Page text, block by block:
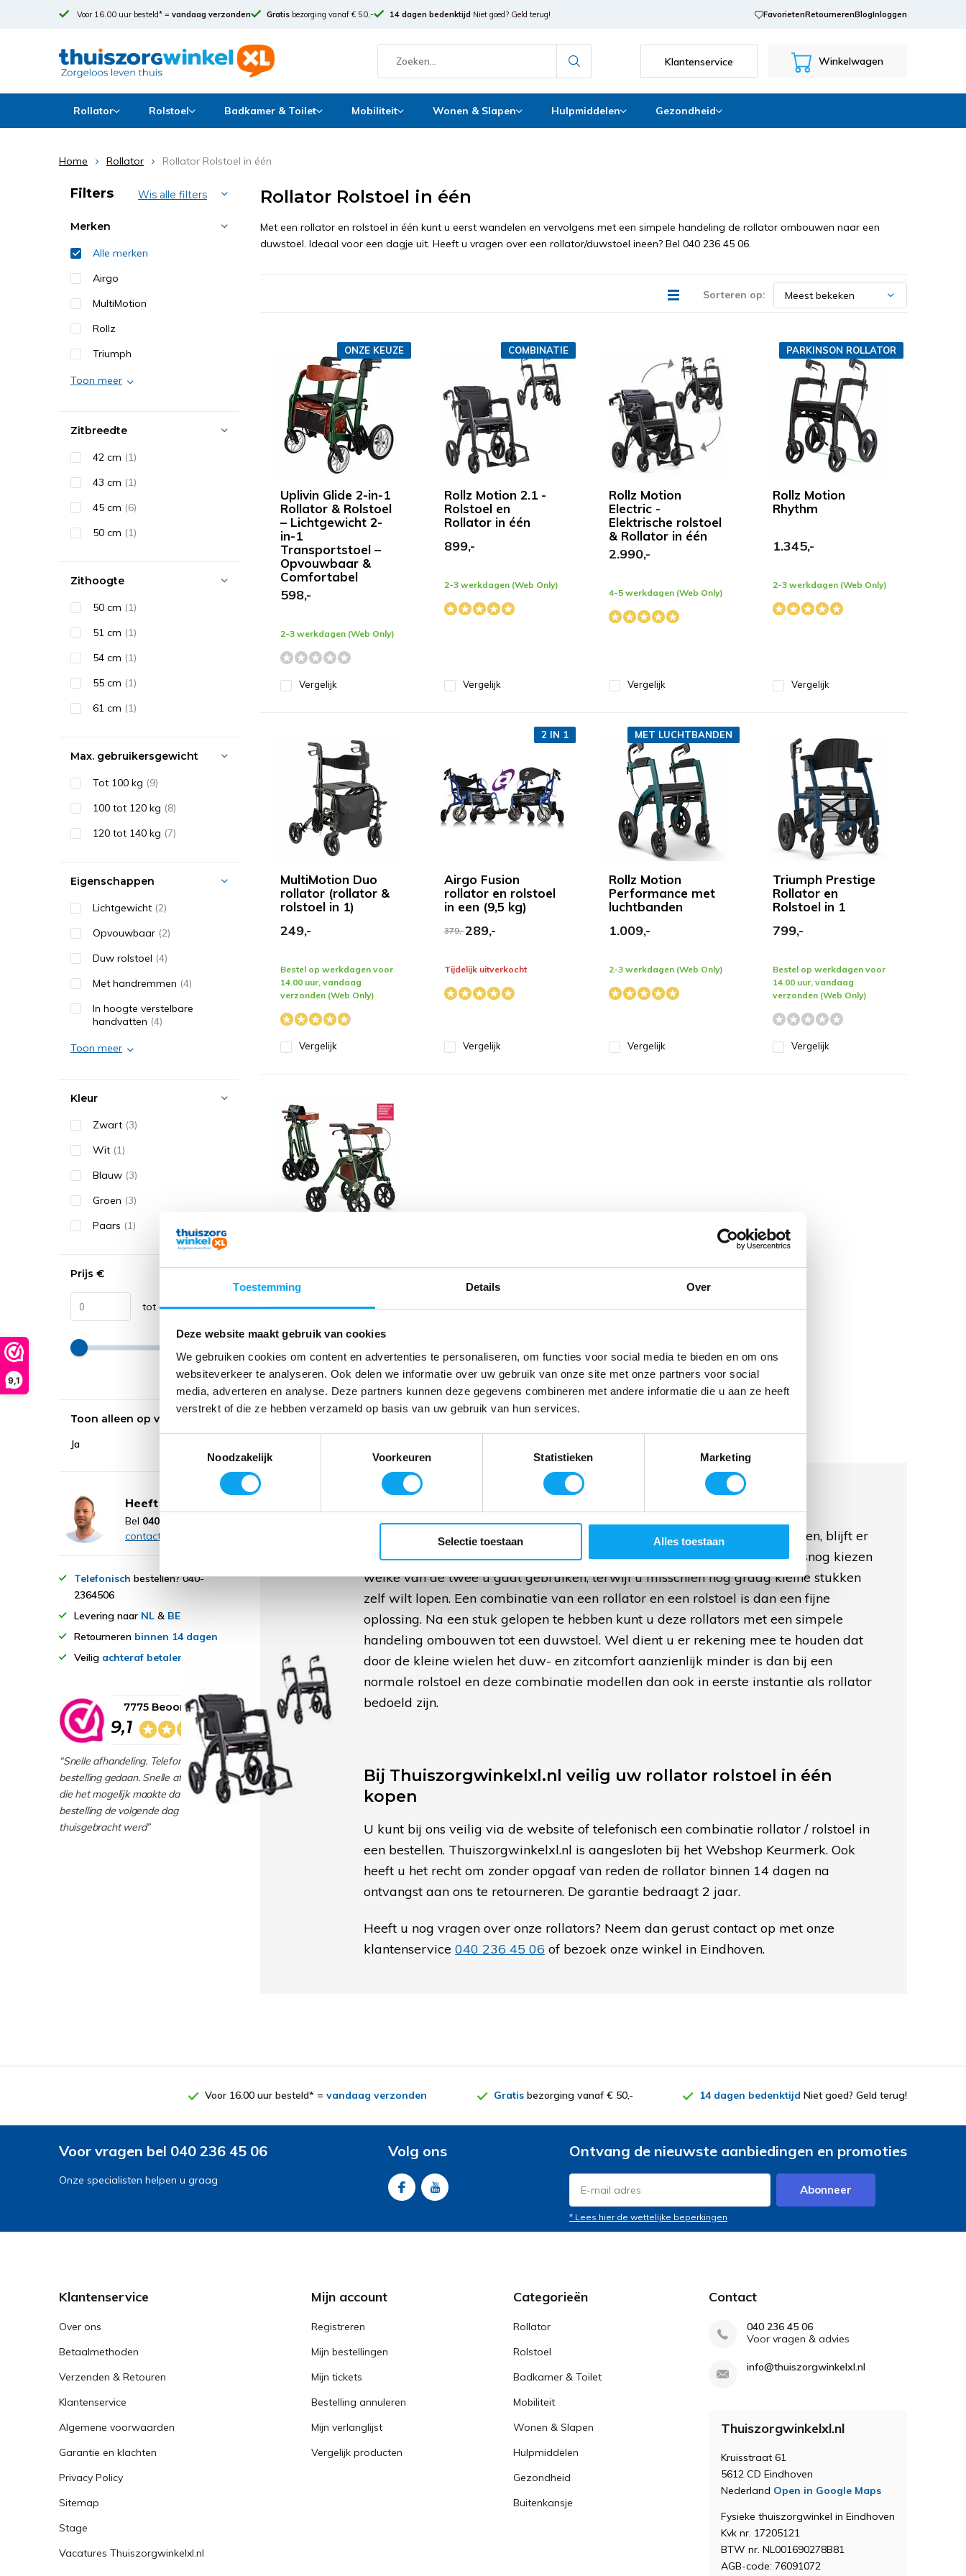
Toestemming Details Over
Deze website maakt gebruik van cookies
We gebruiken cookies om content en advertenties te personaliseren, om functies voor social media te bieden en om ons
websiteverkeer te analyseren. Ook delen we informatie over uw gebruik van onze site met onze partners voor social
media, adverteren en analyse. Deze partners kunnen deze gegevens combineren met andere informatie die u aan ze heeft
verstrekt of die ze hebben verzameld op basis van uw gebruik van hun services.
Noodzakelijk
Voorkeuren Statistieken Marketing
Selectie toestaan Alles toestaan
9,1
Voor 16.00 uur besteld* = vandaag verzonden Gratis bezorging vanaf € 50,- 14 dagen bedenktijd Niet goed? Geld terug! FavorietenRetournerenBlogInloggen
Klantenservice Winkelwagen
Rollator Rolstoel Badkamer & Toilet Mobiliteit Wonen & Slapen Hulpmiddelen Gezondheid
Home Rollator Rollator Rolstoel in één
Rollator Rolstoel in één
Met een rollator en rolstoel in één kunt u eerst wandelen en vervolgens met een simpele handeling de rollator ombouwen naar een
duwstoel. Ideaal voor een dagje uit. Heeft u vragen over een rollator/duwstoel ineen? Bel 040 236 45 06.
Sorteren op:
Uplivin Glide 2-in-1
Rollator & Rolstoel
– Lichtgewicht 2-
in-1
Transportstoel –
Opvouwbaar &
Comfortabel
ONZE KEUZE
598,-
2-3 werkdagen (Web Only)
Vergelijk
Rollz Motion 2.1 -
Rolstoel en
Rollator in één
COMBINATIE
899,-
2-3 werkdagen (Web Only)
Vergelijk
Rollz Motion
Electric -
Elektrische rolstoel
& Rollator in één
2.990,-
4-5 werkdagen (Web Only)
Vergelijk
Rollz Motion
Rhythm
PARKINSON ROLLATOR
1.345,-
2-3 werkdagen (Web Only)
Vergelijk
MultiMotion Duo
rollator (rollator &
rolstoel in 1)
249,-
Bestel op werkdagen voor
14.00 uur, vandaag
verzonden (Web Only)
Vergelijk
Airgo Fusion
rollator en rolstoel
in een (9,5 kg)
2 IN 1
379,-289,-
Tijdelijk uitverkocht
Vergelijk
Rollz Motion
Performance met
luchtbanden
MET LUCHTBANDEN
1.009,-
2-3 werkdagen (Web Only)
Vergelijk
Triumph Prestige
Rollator en
Rolstoel in 1
799,-
Bestel op werkdagen voor
14.00 uur, vandaag
verzonden (Web Only)
Vergelijk
met Grote Wielen
voor Buiten
2-3 werkdagen (Web Only)
Vergelijk
Wanneer u op pad gaat en zowel de rollator als de rolstoel mee wilt nemen, blijft er
vaak niet veel ruimte in de auto over. Vervolgens moet u bij aankomst alsnog kiezen
welke van de twee u gaat gebruiken, terwijl u misschien nog graag kleine stukken
zelf wilt lopen. Een combinatie van een rollator en een rolstoel is dan een fijne
oplossing. Na een stuk gelopen te hebben kunt u deze rollators met een simpele
handeling ombouwen tot een duwstoel. Wel dient u er rekening mee te houden dat
door de kleine wielen het duw- en zitcomfort aanzienlijk minder is dan bij een
normale rolstoel en deze combinatie modellen dan ook in eerste instantie als rollator
bedoeld zijn.
Bij Thuiszorgwinkelxl.nl veilig uw rollator rolstoel in één
kopen
U kunt bij ons veilig via de website of telefonisch een combinatie rollator / rolstoel in
een bestellen. Thuiszorgwinkelxl.nl is aangesloten bij het Webshop Keurmerk. Ook
heeft u het recht om zonder opgaaf van reden de rollator binnen 14 dagen na
ontvangst aan ons te retourneren. De garantie bedraagt 2 jaar.
Heeft u nog vragen over onze rollators? Neem dan gerust contact op met onze
klantenservice 040 236 45 06 of bezoek onze winkel in Eindhoven.
Sorteren op:
Filters Wis alle filters
Merken
Alle merken
Airgo
MultiMotion
Rollz
Triumph
Toon meer
Zitbreedte
42 cm (1)
43 cm (1)
45 cm (6)
50 cm (1)
Zithoogte
50 cm (1)
51 cm (1)
54 cm (1)
55 cm (1)
61 cm (1)
Max. gebruikersgewicht
Tot 100 kg (9)
100 tot 120 kg (8)
120 tot 140 kg (7)
Eigenschappen
Lichtgewicht (2)
Opvouwbaar (2)
Duw rolstoel (4)
Met handremmen (4)
In hoogte verstelbare
handvatten (4)
Toon meer
Kleur
Zwart (3)
Wit (1)
Blauw (3)
Groen (3)
Paars (1)
Prijs €
tot
Toon alleen op voorraad
Ja
Heeft u een vraag?
Bel 040 236 45 06
contact op
Telefonisch bestellen? 040-
2364506
Levering naar NL & BE
Retourneren binnen 14 dagen
Veilig achteraf betalen
9,1
7775 Beoordelingen
“Snelle afhandeling. Telefonische
bestelling gedaan. Snelle afhandeling
die het mogelijk maakte dat mijn
bestelling de volgende dag
thuisgebracht werd”
Voor 16.00 uur besteld* = vandaag verzonden Gratisbezorging vanaf € 50,- 14 dagen bedenktijd Niet goed? Geld terug!
Voor vragen bel 040 236 45 06
Onze specialisten helpen u graag
Volg ons Ontvang de nieuwste aanbiedingen en promoties
Abonneer
* Lees hier de wettelijke beperkingen
Klantenservice
Over ons
Betaalmethoden
Verzenden & Retouren
Klantenservice
Algemene voorwaarden
Garantie en klachten
Privacy Policy
Sitemap
Stage
Vacatures Thuiszorgwinkelxl.nl
Mijn account
Registreren
Mijn bestellingen
Mijn tickets
Bestelling annuleren
Mijn verlanglijst
Vergelijk producten
Categorieën
Rollator
Rolstoel
Badkamer & Toilet
Mobiliteit
Wonen & Slapen
Hulpmiddelen
Gezondheid
Buitenkansje
Contact
040 236 45 06
Voor vragen & advies
info@thuiszorgwinkelxl.nl
Thuiszorgwinkelxl.nl
Kruisstraat 61
5612 CD Eindhoven
Nederland Open in Google Maps
Fysieke thuiszorgwinkel in Eindhoven
Kvk nr. 17205121
BTW nr. NL001690278B81
AGB-code: 76091072